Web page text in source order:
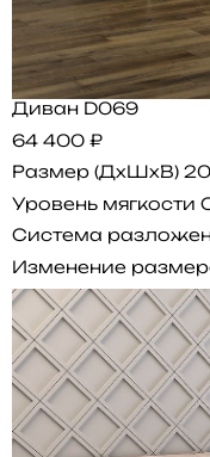
Диван D069
64 400 ₽
Размер (ДхШхВ)
Уровень мягкости
Система
Изменение